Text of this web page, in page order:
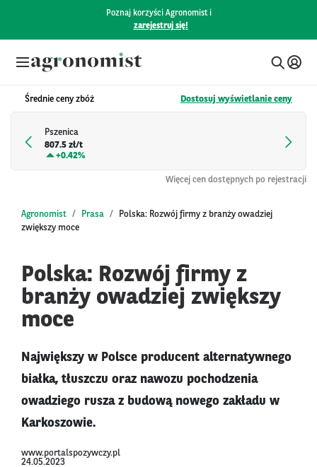
Poznaj korzyści Agronomist i
zarejestruj się!
Średnie ceny zbóż Dostosuj wyświetlanie ceny
Pszenica
807.5 zł/t
+0.42%
Więcej cen dostępnych po rejestracji
Agronomist Prasa
Polska: Rozwój firmy z branży owadziej
zwiększy moce
Polska: Rozwój firmy z
branży owadziej zwiększy
moce
Największy w Polsce producent alternatywnego
białka, tłuszczu oraz nawozu pochodzenia
owadziego rusza z budową nowego zakładu w
Karkoszowie.
www.portalspozywczy.pl
24.05.2023